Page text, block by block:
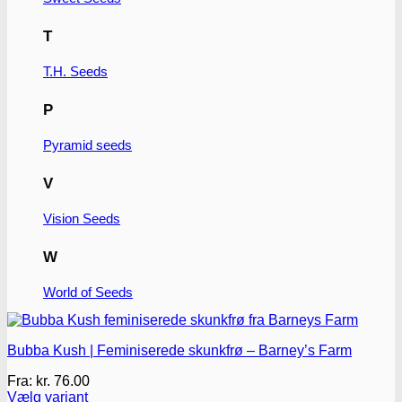
T
T.H. Seeds
P
Pyramid seeds
V
Vision Seeds
W
World of Seeds
vælges
varesiden
Bubba Kush | Feminiserede skunkfrø – Barney’s Farm
Fra: kr. 76.00
Vælg variant